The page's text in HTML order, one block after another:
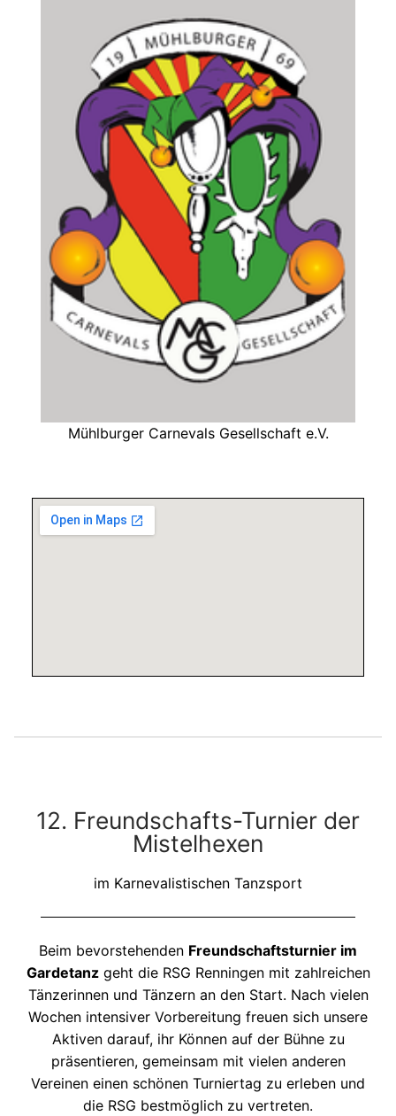
Mühlburger Carnevals Gesellschaft e.V.
12. Freundschafts-Turnier der
Mistelhexen
im Karnevalistischen Tanzsport
Beim bevorstehenden Freundschaftsturnier im
Gardetanzgeht die RSG Renningen mit zahlreichen
Tänzerinnen und Tänzern an den Start. Nach vielen
Wochen intensiver Vorbereitung freuen sich unsere
Aktiven darauf, ihr Können auf der Bühne zu
präsentieren, gemeinsam mit vielen anderen
Vereinen einen schönen Turniertag zu erleben und
die RSG bestmöglich zu vertreten.